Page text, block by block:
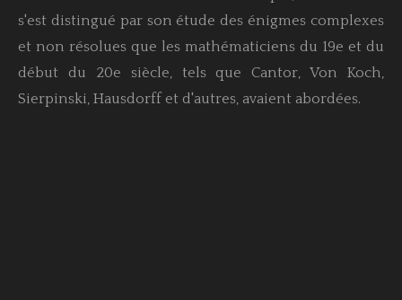
s'est distingué par son étude des énigmes complexes
et non résolues que les mathématiciens du 19e et du
début du 20e siècle, tels que Cantor, Von Koch,
Sierpinski, Hausdorff et d'autres, avaient abordées.